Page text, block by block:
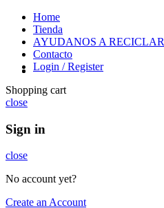
Home
Tienda
AYUDANOS A RECICLAR
Contacto
Login / Register
Shopping cart
close
Sign in
close
No account yet?
Create an Account